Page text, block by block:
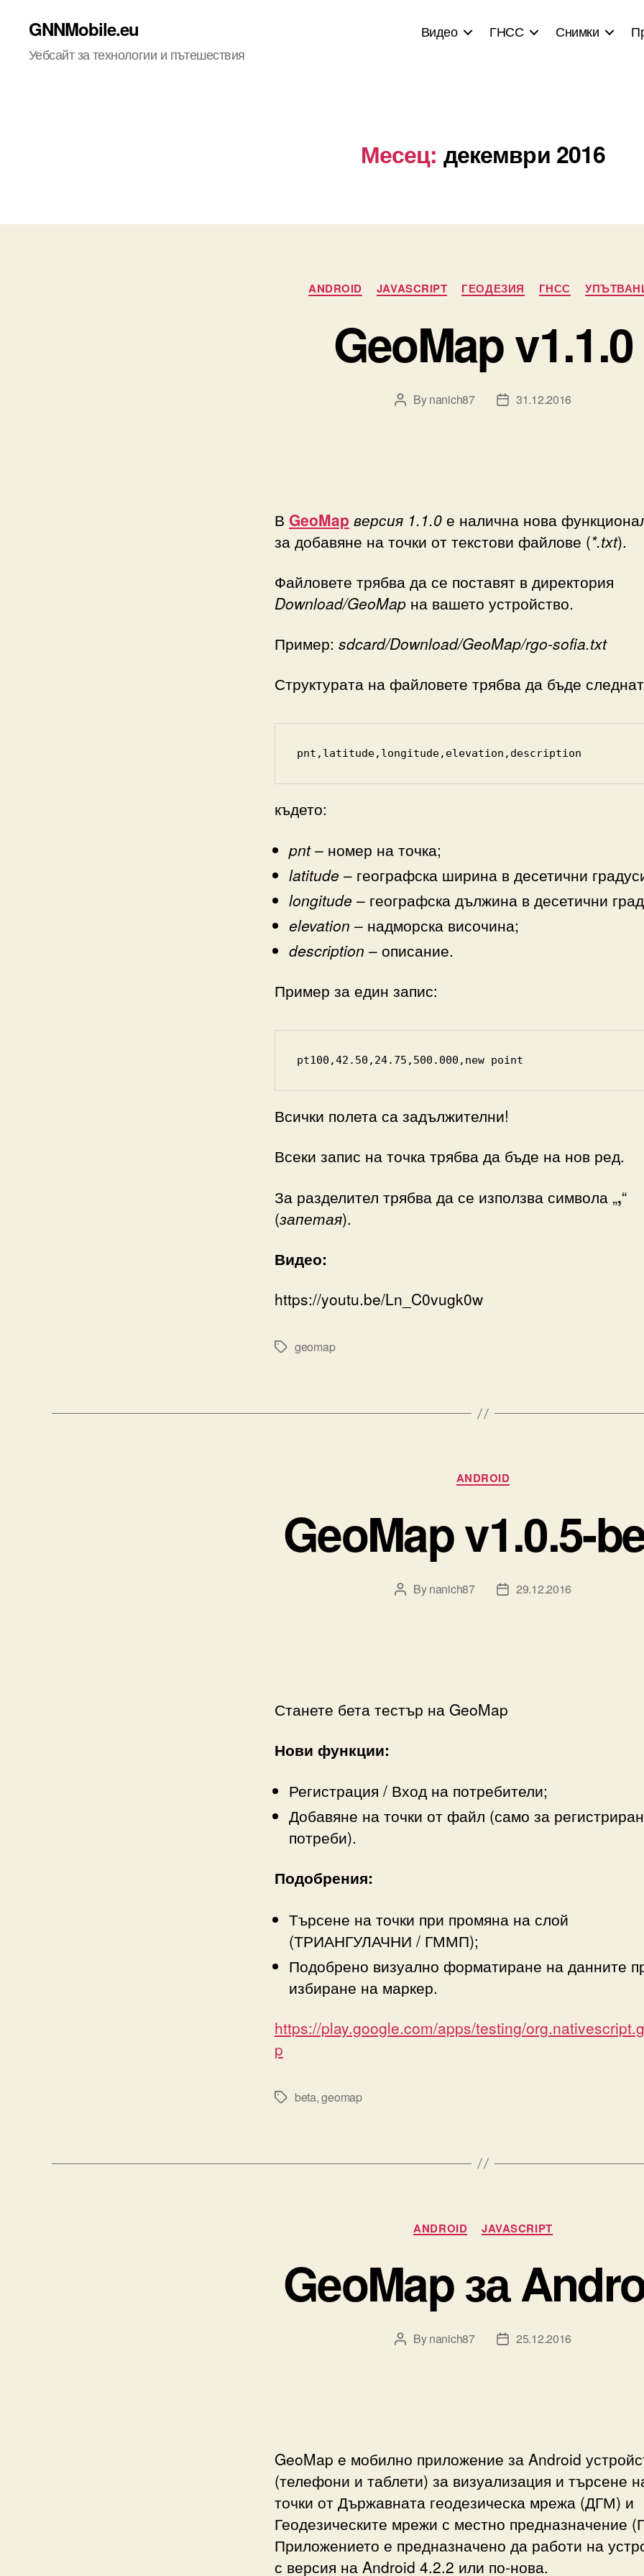
GNNMobile.eu
Уебсайт за технологии и пътешествия
Видео ГНСС Снимки
Месец: декември 2016
Categories
ANDROID JAVASCRIPT ГЕОДЕЗИЯ ГНСС
GeoMap v1.1.0
PostBynanich87
Post31.12.2016
В GeoMap версия 1.1.0 е налична нова
за добавяне на точки от текстови файлове (*.txt).
Файловете трябва да се поставят в директория
Download/GeoMap на вашето устройство.
Пример: sdcard/Download/GeoMap/rgo-sofia.txt
Структурата на файловете трябва да бъде
pnt,latitude,longitude,elevation,description
където:
pnt– номер на точка;
latitude – географска ширина в десетични
longitude – географска дължина в десетични
elevation – надморска височина;
description – описание.
Пример за един запис:
pt100,42.50,24.75,500.000,new point
Всички полета са задължителни!
Всеки запис на точка трябва да бъде на нов ред.
За разделител трябва да се използва символа „,“
(запетая).
Видео:
https://youtu.be/Ln_C0vugk0w
Tagsgeomap
Categories
ANDROID
GeoMap v1.0.5-
PostBynanich87
Post29.12.2016
Станете бета тестър на GeoMap
Нови функции:
Регистрация / Вход на потребители;
Добавяне на точки от файл (само за
потреби).
Подобрения:
Търсене на точки при промяна на слой
(ТРИАНГУЛАЧНИ / ГММП);
Подобрено визуално форматиране на данните
избиране на маркер.
https://play.google.com/apps/testing/
p
Tagsbeta,geomap
Categories
ANDROID JAVASCRIPT
GeoMap за
PostBynanich87
Post25.12.2016
GeoMap e мобилно приложение за Android
(телефони и таблети) за визуализация и търсене
точки от Държавната геодезическа мрежа (ДГМ) и
Геодезическите мрежи с местно предназначение
Приложението е предназначено да работи на
с версия на Android 4.2.2 или по-нова.